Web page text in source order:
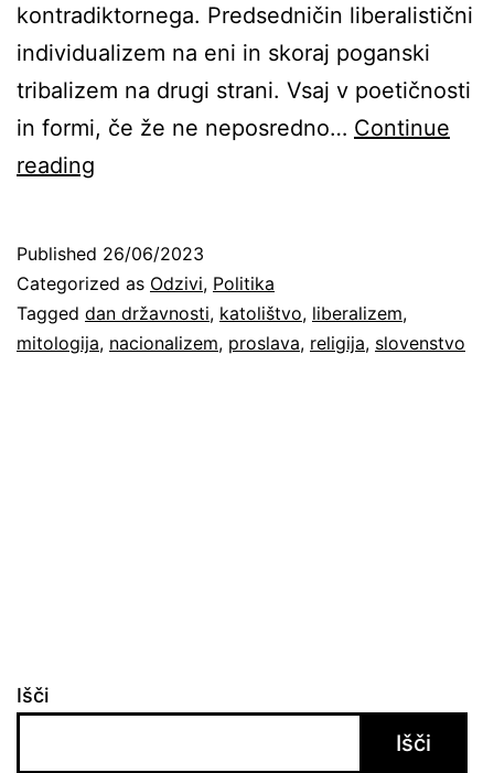
kontradiktornega. Predsedničin liberalistični
individualizem na eni in skoraj poganski
tribalizem na drugi strani. Vsaj v poetičnosti
in formi, če že ne neposredno… Continue
reading
3.
del:
Premagana
Published 26/06/2023
Categorized as Odzivi, Politika
Tagged dan državnosti, katolištvo, liberalizem,
mitologija, nacionalizem, proslava, religija, slovenstvo
Išči
Išči